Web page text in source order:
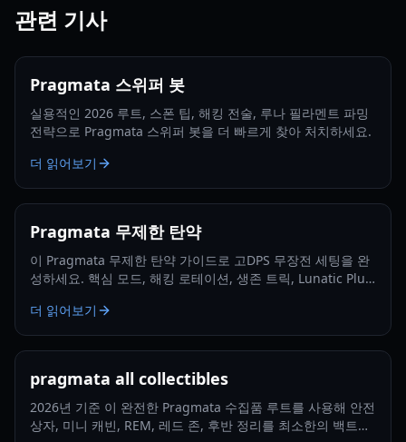
관련 기사
Pragmata 스위퍼 봇
실용적인 2026 루트, 스폰 팁, 해킹 전술, 루나 필라멘트 파밍
전략으로 Pragmata 스위퍼 봇을 더 빠르게 찾아 처치하세요.
더 읽어보기
Pragmata 무제한 탄약
이 Pragmata 무제한 탄약 가이드로 고DPS 무장전 세팅을 완
성하세요. 핵심 모드, 해킹 로테이션, 생존 트릭, Lunatic Plus
더 읽어보기
pragmata all collectibles
2026년 기준 이 완전한 Pragmata 수집품 루트를 사용해 안전
상자, 미니 캐빈, REM, 레드 존, 후반 정리를 최소한의 백트래